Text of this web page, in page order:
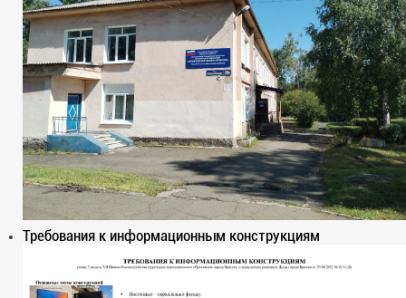
Требования к информационным конструкциям